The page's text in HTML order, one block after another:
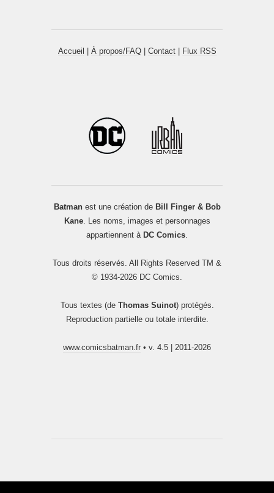
Accueil À propos/FAQ| Contact| Flux RSS
Batmanest une création de Bill Finger & Bob
Kane. Les noms, images et personnages
appartiennent à DC Comics.
Tous droits réservés. All Rights Reserved TM &
© 1934-2026 DC Comics.
Tous textes (de Thomas Suinot) protégés.
Reproduction partielle ou totale interdite.
www.comicsbatman.fr • v. 4.5 | 2011-2026